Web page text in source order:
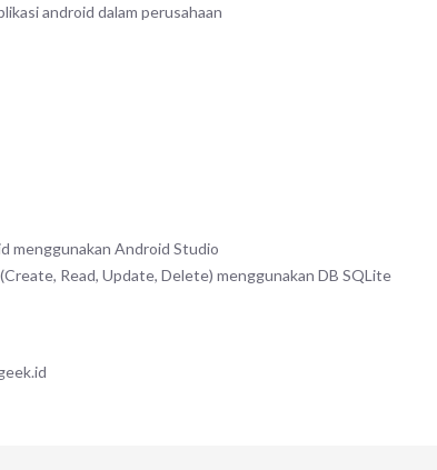
android dalam perusahaan
menggunakan Android Studio
Read, Update, Delete) menggunakan DB SQLite